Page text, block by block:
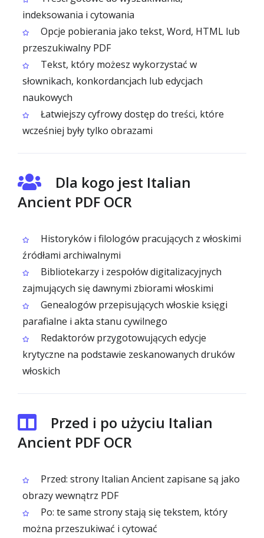
indeksowania i cytowania
Opcje pobierania jako tekst, Word, HTML lub
przeszukiwalny PDF
Tekst, który możesz wykorzystać w
słownikach, konkordancjach lub edycjach
naukowych
Łatwiejszy cyfrowy dostęp do treści, które
wcześniej były tylko obrazami
Dla kogo jest Italian
Ancient PDF OCR
Historyków i filologów pracujących z włoskimi
źródłami archiwalnymi
Bibliotekarzy i zespołów digitalizacyjnych
zajmujących się dawnymi zbiorami włoskimi
Genealogów przepisujących włoskie księgi
parafialne i akta stanu cywilnego
Redaktorów przygotowujących edycje
krytyczne na podstawie zeskanowanych druków
włoskich
Przed i po użyciu Italian
Ancient PDF OCR
Przed: strony Italian Ancient zapisane są jako
obrazy wewnątrz PDF
Po: te same strony stają się tekstem, który
można przeszukiwać i cytować